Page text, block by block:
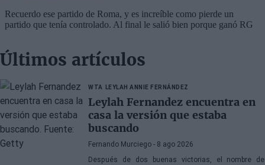
Últimos artículos
WTA LEYLAH ANNIE FERNÁNDEZ
Leylah Fernandez encuentra en
casa la versión que estaba
buscando
Fernando Murciego - 8 ago 2026
Después de dos buenas victorias, el nombre de